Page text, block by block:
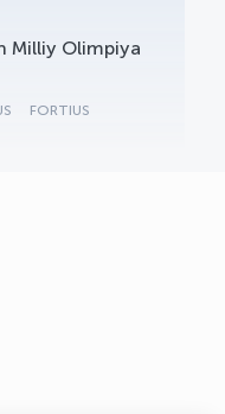
Milliy Olimpiya
FORTIUS